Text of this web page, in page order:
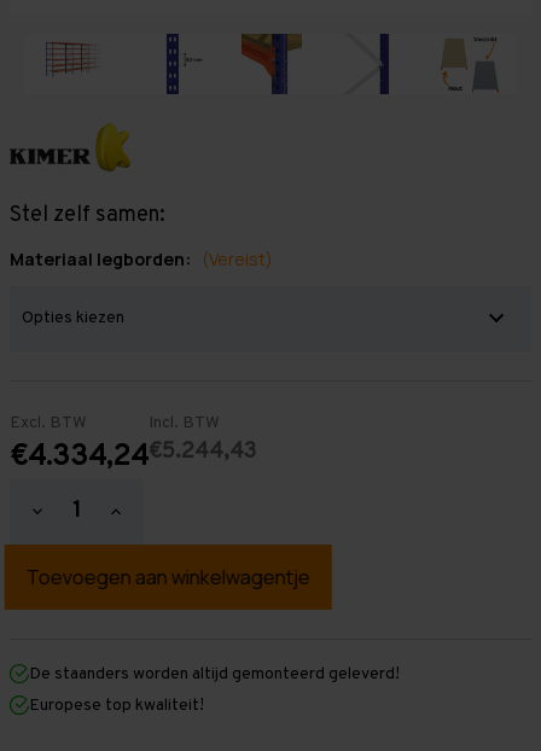
Stel zelf samen:
Materiaal legborden: (Vereist)
Excl. BTW
€4.334,24
Incl. BTW
€5.244,43
Hoeveelheid
verlagen
Grootvakstelling
mm
mm
x
1.000
Hoeveelheid
verhogen
Grootvakstelling
mm
mm
1.000
De staanders worden altijd gemonteerd geleverd!
Europese top kwaliteit!